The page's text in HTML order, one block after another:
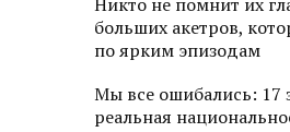
больших акетров,
по ярким эпизодам
Мы все ошибались: 17
реальная